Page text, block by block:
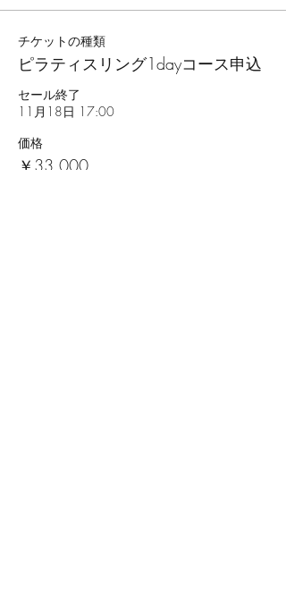
チケットの種類
ピラティスリング1dayコース申込
セール終了
11月18日 17:00
価格
￥33,000